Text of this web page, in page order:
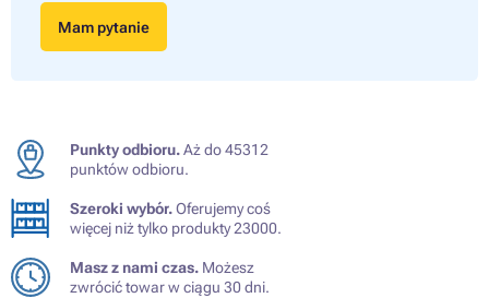
Mam pytanie
Punkty odbioru.Aż do 45312
punktów odbioru.
Szeroki wybór.Oferujemy coś
więcej niż tylko produkty 23000.
Masz z nami czas. Możesz
zwrócić towar w ciągu 30 dni.